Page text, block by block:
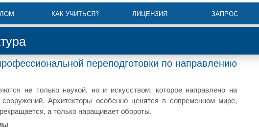
КАК УЧИТЬСЯ? ЛИЦЕНЗИЯ ЗАПРОС
переподготовки по направлению
не только наукой, но и искусством, которое направлено на
Архитекторы особенно ценятся в современном мире,
а только наращивает обороты.